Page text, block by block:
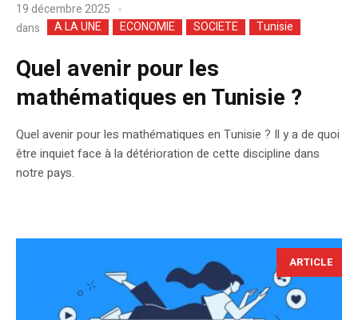
19 décembre 2025
dans
A LA UNE ECONOMIE SOCIETE Tunisie
Quel avenir pour les
mathématiques en Tunisie ?
Quel avenir pour les mathématiques en Tunisie ? Il y a de quoi
être inquiet face à la détérioration de cette discipline dans
notre pays.
ARTICLE